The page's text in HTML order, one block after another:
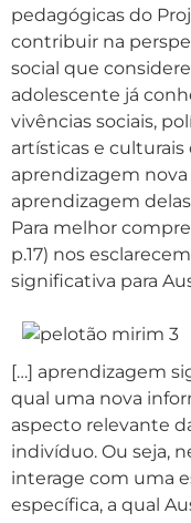
pedagógicas do
contribuir na
social que
adolescente já
vivências sociais,
artísticas e
aprendizagem
aprendizagem
Para melhor
p.17) nos
significativa para
[…] aprendizagem
qual uma nova
aspecto relevante
indivíduo. Ou seja,
interage com uma
específica, a qual